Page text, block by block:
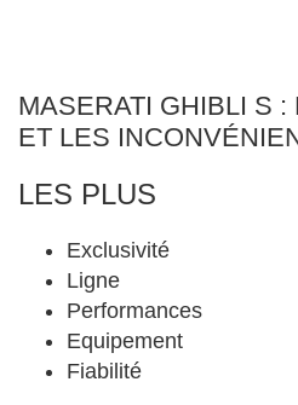
MASERATI GHIBLI S :
ET LES
LES PLUS
Exclusivité
Ligne
Performances
Equipement
Fiabilité